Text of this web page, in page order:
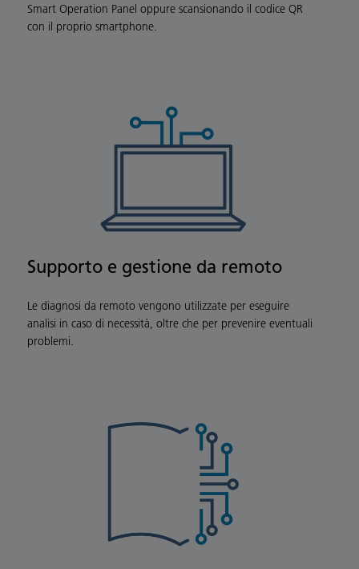
Smart Operation Panel oppure scansionando il codice QR
con il proprio smartphone.
Supporto e gestione da remoto
Le diagnosi da remoto vengono utilizzate per eseguire
analisi in caso di necessità, oltre che per prevenire eventuali
problemi.